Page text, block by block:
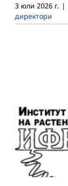
3 юли 2026 г. |
директори